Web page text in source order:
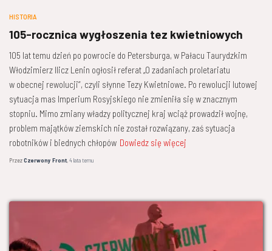
HISTORIA
105-rocznica wygłoszenia tez kwietniowych
105 lat temu dzień po powrocie do Petersburga, w Pałacu Taurydzkim
Włodzimierz Ilicz Lenin ogłosił referat „O zadaniach proletariatu
w obecnej rewolucji”, czyli słynne Tezy Kwietniowe. Po rewolucji lutowej
sytuacja mas Imperium Rosyjskiego nie zmieniła się w znacznym
stopniu. Mimo zmiany władzy politycznej kraj wciąż prowadził wojnę,
problem majątków ziemskich nie został rozwiązany, zaś sytuacja
robotników i biednych chłopów Dowiedz się więcej
PrzezCzerwony Front,4 latatemu